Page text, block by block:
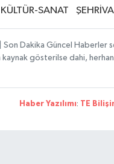
KÜLTÜR-SANAT
Son Dakika Güncel Haberler
kaynak gösterilse dahi,
Haber Yazılımı: TE